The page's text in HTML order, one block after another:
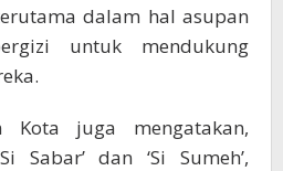
dalam hal asupan
untuk mendukung
Kota juga mengatakan,
Sabar’ dan ‘Si Sumeh’,